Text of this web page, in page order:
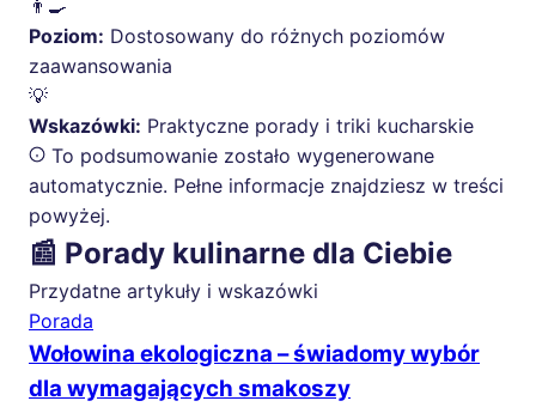
👨‍🍳
Poziom: Dostosowany do różnych poziomów
zaawansowania
💡
Wskazówki: Praktyczne porady i triki kucharskie
To podsumowanie zostało wygenerowane
automatycznie. Pełne informacje znajdziesz w treści
powyżej.
📰 Porady kulinarne dla Ciebie
Przydatne artykuły i wskazówki
Porada
Wołowina ekologiczna – świadomy wybór
dla wymagających smakoszy